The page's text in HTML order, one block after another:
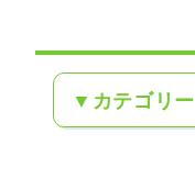
カテゴリー